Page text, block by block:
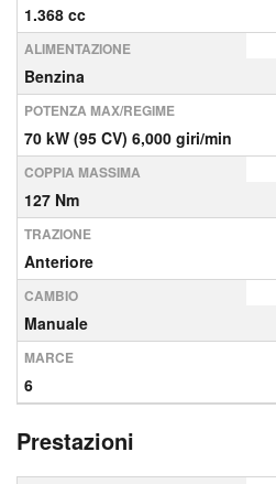
1.368 cc
ALIMENTAZIONE
Benzina
POTENZA MAX/REGIME
70 kW (95 CV) 6,000 giri/min
COPPIA MASSIMA
127 Nm
TRAZIONE
Anteriore
CAMBIO
Manuale
MARCE
6
Prestazioni